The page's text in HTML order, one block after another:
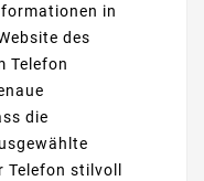
in
des
Telefon
die
stilvoll